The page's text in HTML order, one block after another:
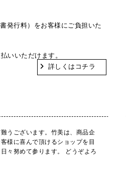
発行料）をお客様にご負担いた
いいただけます。
詳しくはコチラ
うございます。竹美は、商品企
様に喜んで頂けるショップを目
々努めて参ります。 どうぞよろ